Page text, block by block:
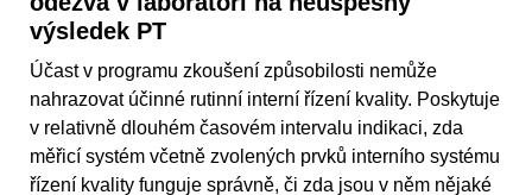
výsledek PT
Účast v programu zkoušení způsobilosti nemůže
nahrazovat účinné rutinní interní řízení kvality. Poskytuje
v relativně dlouhém časovém intervalu indikaci, zda
měřicí systém včetně zvolených prvků interního systému
řízení kvality funguje správně, či zda jsou v něm nějaké